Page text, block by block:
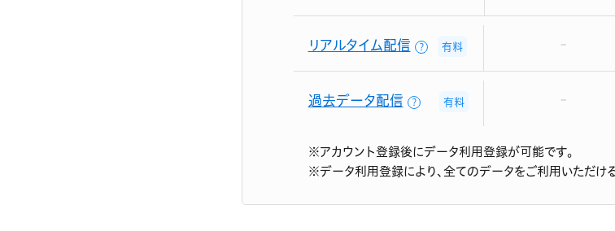
リアルタイム配信 ？ 有料
過去データ配信 ？ 有料
※アカウント登録後にデータ利用登録が可能です。
※データ利用登録により、全てのデータをご利用いただけ